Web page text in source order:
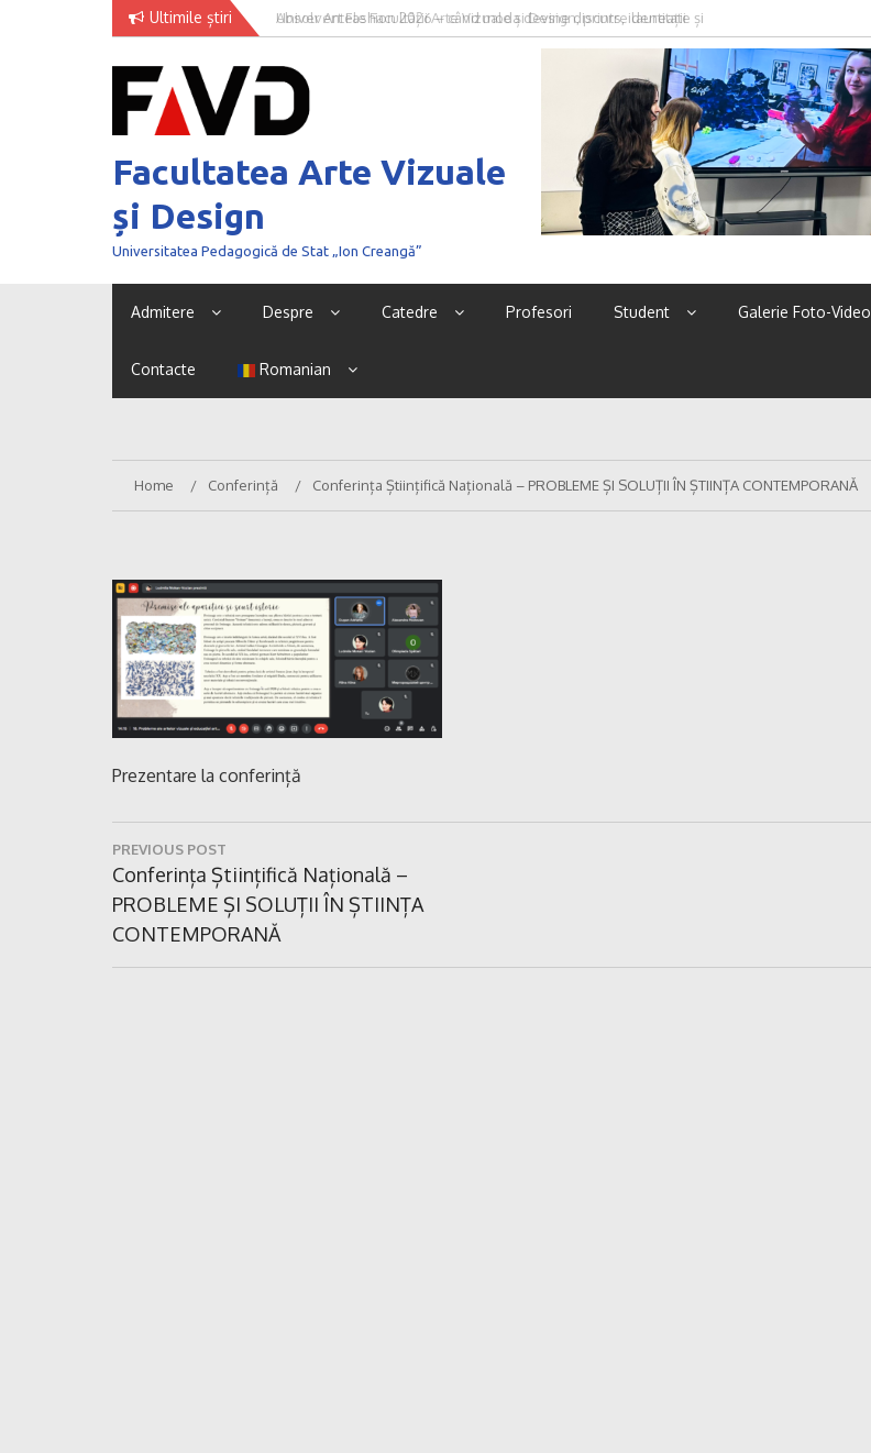
Ultimile știri
Univer Art Fashion 2026 – când moda devine discurs, identitate și
curaj de a fi văzut
Facultatea Arte Vizuale
și Design
Universitatea Pedagogică de Stat „Ion Creangă”
Admitere Despre Catedre Profesori Student Galerie Foto-Video
Contacte Romanian
Home Conferință Conferința Științifică Națională – PROBLEME ȘI SOLUȚII ÎN ȘTIINȚA CONTEMPORANĂ
Prezentare la conferință
Navigare
în
articole
PREVIOUS POST
Previous
Post:
Conferința Științifică Națională –
PROBLEME ȘI SOLUȚII ÎN ȘTIINȚA
CONTEMPORANĂ